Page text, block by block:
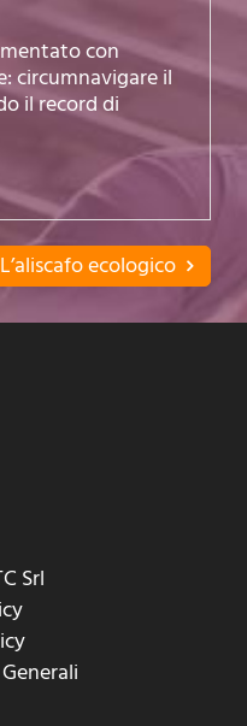
alla filiera
è elevato. La
da
L’aliscafo ecologico
Srl